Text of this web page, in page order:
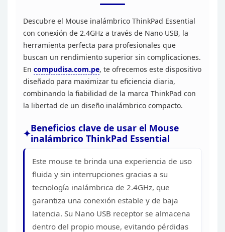
Descubre el Mouse inalámbrico ThinkPad Essential
con conexión de 2.4GHz a través de Nano USB, la
herramienta perfecta para profesionales que
buscan un rendimiento superior sin complicaciones.
En compudisa.com.pe, te ofrecemos este dispositivo
diseñado para maximizar tu eficiencia diaria,
combinando la fiabilidad de la marca ThinkPad con
la libertad de un diseño inalámbrico compacto.
Beneficios clave de usar el Mouse
inalámbrico ThinkPad Essential
Este mouse te brinda una experiencia de uso
fluida y sin interrupciones gracias a su
tecnología inalámbrica de 2.4GHz, que
garantiza una conexión estable y de baja
latencia. Su Nano USB receptor se almacena
dentro del propio mouse, evitando pérdidas